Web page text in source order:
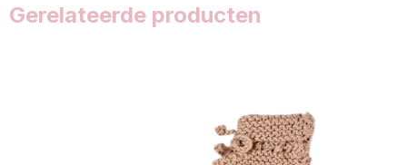
Gerelateerde producten